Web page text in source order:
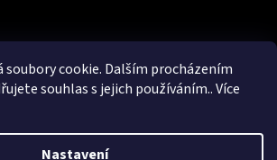
soubory cookie. Dalším procházením
souhlas s jejich používáním.. Více
Nastavení